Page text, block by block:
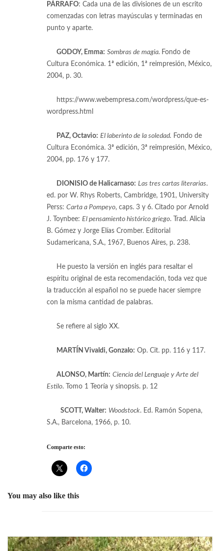
PÁRRAFO: Cada una de las divisiones de un escrito
comenzadas con letras mayúsculas y terminadas en
punto y aparte.
GODOY, Emma: Sombras de magia. Fondo de
Cultura Económica. 1ª edición, 1ª reimpresión, México,
2004, p. 30.
https://www.webempresa.com/wordpress/que-es-
wordpress.html
PAZ, Octavio: El laberinto de la soledad. Fondo de
Cultura Económica. 3ª edición, 3ª reimpresión, México,
2004, pp. 176 y 177.
DIONISIO de Halicarnaso: Las tres cartas literarias.
ed. por W. Rhys Roberts, Cambridge, 1901, University
Perss: Carta a Pompeyo, caps. 3 y 6. Citado por Arnold
J. Toynbee: El pensamiento histórico griego. Trad. Alicia
B. Gómez y Jorge Elías Cromber. Editorial
Sudamericana, S.A., 1967, Buenos Aires, p. 238.
He puesto la versión en inglés para resaltar el
espíritu original de esta recomendación, toda vez que
la traducción al español no se puede hacer siempre
con la misma cantidad de palabras.
Se refiere al siglo XX.
MARTÍN Vivaldi, Gonzalo: Op. Cit. pp. 116 y 117.
ALONSO, Martín: Ciencia del Lenguaje y Arte del
Estilo. Tomo 1 Teoría y sinopsis. p. 12
SCOTT, Walter: Woodstock. Ed. Ramón Sopena,
S.A., Barcelona, 1966, p. 10.
Comparte esto:
You may also like this